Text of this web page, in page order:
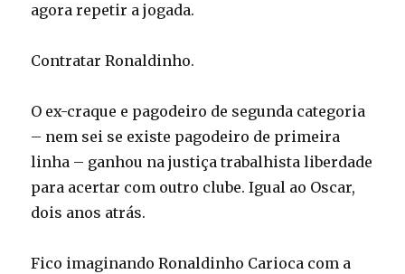
agora repetir a jogada.
Contratar Ronaldinho.
O ex-craque e pagodeiro de segunda categoria
– nem sei se existe pagodeiro de primeira
linha – ganhou na justiça trabalhista liberdade
para acertar com outro clube. Igual ao Oscar,
dois anos atrás.
Fico imaginando Ronaldinho Carioca com a